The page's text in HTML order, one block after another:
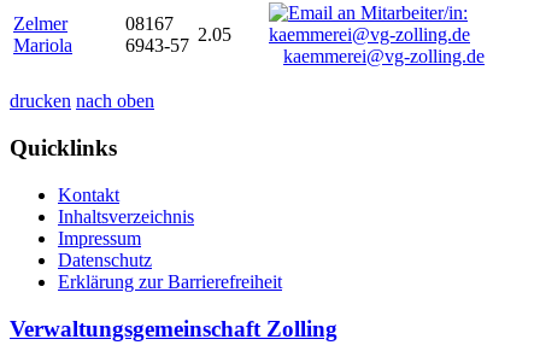
Zelmer
Mariola
08167
6943-57
2.05
kaemmerei@vg-zolling.de
drucken nach oben
Quicklinks
Kontakt
Inhaltsverzeichnis
Impressum
Datenschutz
Erklärung zur Barrierefreiheit
Verwaltungsgemeinschaft Zolling